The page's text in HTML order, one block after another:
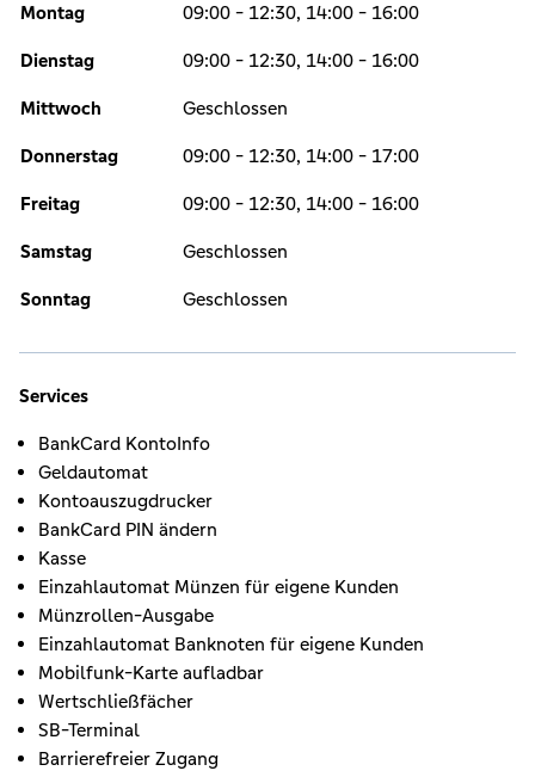
Montag 09:00 - 12:30, 14:00 - 16:00
Dienstag 09:00 - 12:30, 14:00 - 16:00
Mittwoch Geschlossen
Donnerstag 09:00 - 12:30, 14:00 - 17:00
Freitag 09:00 - 12:30, 14:00 - 16:00
Samstag Geschlossen
Sonntag Geschlossen
Services
BankCard KontoInfo
Geldautomat
Kontoauszugdrucker
BankCard PIN ändern
Kasse
Einzahlautomat Münzen für eigene Kunden
Münzrollen-Ausgabe
Einzahlautomat Banknoten für eigene Kunden
Mobilfunk-Karte aufladbar
Wertschließfächer
SB-Terminal
Barrierefreier Zugang